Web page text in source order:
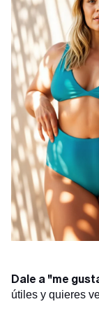
Dale a "me
útiles y quieres